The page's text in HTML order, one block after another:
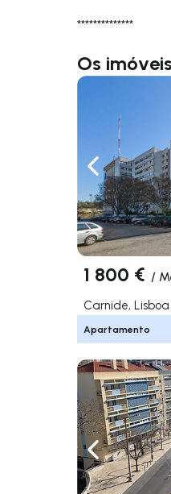
**************
Os
Navegação
1 800 € /
Carnide, Lisboa
Apartamento
Navegação